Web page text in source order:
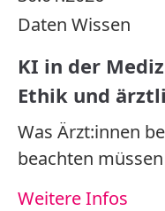
Daten Wissen
KI in der
Ethik und
Was Ärzt:innen
beachten müssen
Weitere Infos